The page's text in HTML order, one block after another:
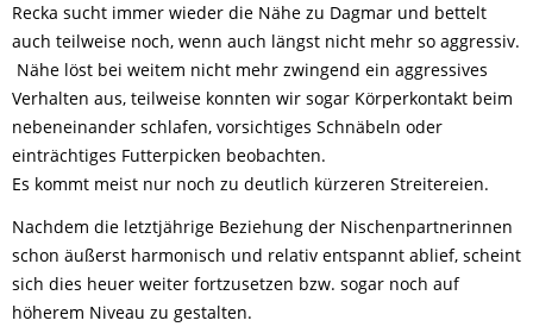
Recka sucht immer wieder die Nähe zu Dagmar und bettelt
auch teilweise noch, wenn auch längst nicht mehr so aggressiv.
Nähe löst bei weitem nicht mehr zwingend ein aggressives
Verhalten aus, teilweise konnten wir sogar Körperkontakt beim
nebeneinander schlafen, vorsichtiges Schnäbeln oder
einträchtiges Futterpicken beobachten.
Es kommt meist nur noch zu deutlich kürzeren Streitereien.
Nachdem die letztjährige Beziehung der Nischenpartnerinnen
schon äußerst harmonisch und relativ entspannt ablief, scheint
sich dies heuer weiter fortzusetzen bzw. sogar noch auf
höherem Niveau zu gestalten.